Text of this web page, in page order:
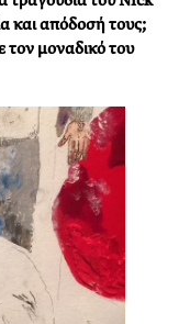
και απόδοσή τους;
μοναδικό του